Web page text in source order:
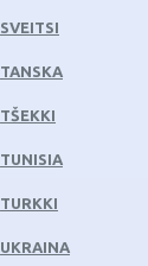
SVEITSI
TANSKA
TŠEKKI
TUNISIA
TURKKI
UKRAINA